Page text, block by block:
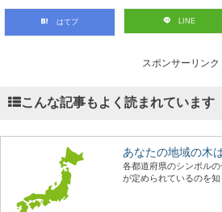
はてブ LINE
スポンサーリンク
こんな記事もよく読まれています
あなたの地域の木
各都道府県のシンボルの
が定められているのを知